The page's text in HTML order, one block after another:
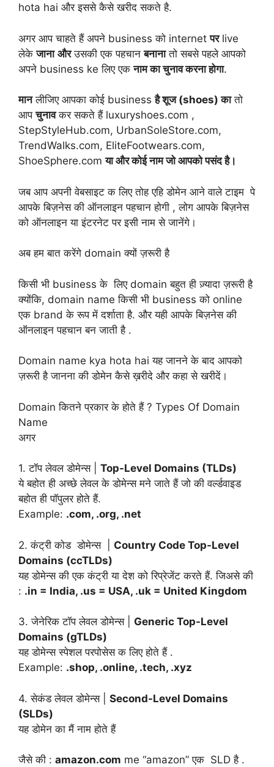
hota hai और इससे कैसे खरीद सकते है.
अगर आप चाहते हैं अपने business को internetपरlive
लेकेजाना औरउसकी एक पहचानबनानातो सबसे पहले आपको
अपने business ke लिए एकनाम का चुनाव करना होगा.
मानलीजिए आपका कोई businessहै शूज (shoes) कातो
आपचुनावकर सकते हैं luxuryshoes.com ,
StepStyleHub.com, UrbanSoleStore.com,
TrendWalks.com, EliteFootwears.com,
ShoeSphere.comया और कोई नाम जो आपको पसंद है।
जब आप अपनी वेबसाइट क लिए तोह एहि डोमेन आने वाले टाइम पे
आपके बिज़नेस की ऑनलाइन पहचान होगी , लोग आपके बिज़नेस
को ऑनलाइन या इंटरनेट पर इसी नाम से जानेंगे।
अब हम बात करेंगे domain क्यों ज़रूरी है
किसी भी business के लिए domain बहुत ही ज़्यादा ज़रूरी है
क्योंकि, domain name किसी भी business को online
एक brand के रूप में दर्शाता है. और यही आपके बिज़नेस की
ऑनलाइन पहचान बन जाती है .
Domain name kya hota hai यह जानने के बाद आपको
ज़रूरी है जानना की डोमेन कैसे ख़रीदे और कहा से खरीदें।
Domain कितने प्रकार के होते हैं ? Types Of Domain
Name
अगर
1. टॉप लेवल डोमेन्स | Top-Level Domains (TLDs)
ये बहोत ही अच्छे लेवल के डोमेन्स मने जाते हैं जो की वर्ल्डवाइड
बहोत ही पॉपुलर होते हैं.
Example: .com, .org, .net
2. कंट्री कोड डोमेन्स | Country Code Top-Level
Domains (ccTLDs)
यह डोमेन्स की एक कंट्री या देश को रिप्रेजेंट करते हैं. जिअसे की
: .in = India, .us = USA, .uk = United Kingdom
3. जेनेरिक टॉप लेवल डोमेन्स | Generic Top-Level
Domains (gTLDs)
यह डोमेन्स स्पेशल परपोसेस क लिए होते हैं .
Example: .shop, .online, .tech, .xyz
4. सेकंड लेवल डोमेन्स | Second-Level Domains
(SLDs)
यह डोमेन का मैं नाम होते हैं
जैसे की : amazon.com me “amazon” एक SLD है .